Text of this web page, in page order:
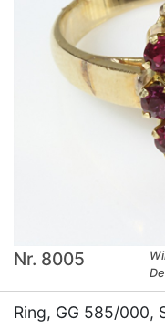
Nr. 8005
Ring, GG 585/000,